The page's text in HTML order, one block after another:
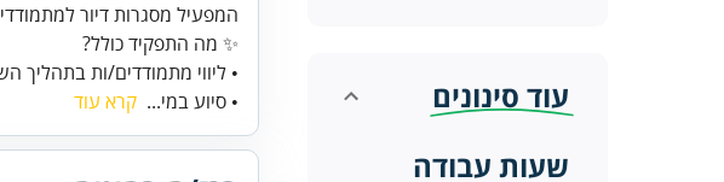
עוד סינונים
שעות עבודה
• ליווי מתמודדים/ות בתהליך
• סיוע במי... קרא עוד